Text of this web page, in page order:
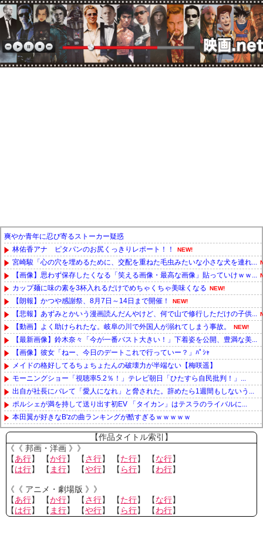
爽やか青年に忍び寄るストーカー疑惑
林佑香アナ ピタパンのお尻くっきりレポート！！
NEW!
宮崎駿「心の穴を埋めるために、交配を重ねた毛虫みたいな小さな犬を連れ...
【画像】思わず保存したくなる「笑える画像・最高な画像」貼っていけｗｗ...
カップ麺に味の素を3杯入れるだけでめちゃくちゃ美味くなる NEW!
【朗報】かつや感謝祭、8月7日～14日まで開催！ NEW!
【悲報】あずみとかいう漫画読んだんやけど、何で山で修行しただけの子供...
【動画】よく助けられたな。岐阜の川で外国人が溺れてしまう事故。 NEW!
【最新画像】鈴木奈々「今が一番バスト大きい！」下着姿を公開、豊満な美...
【画像】彼女「ねー、今日のデートこれで行っていー？」ﾊﾟｼｬ
メイドの格好してるちょちょたんの破壊力が半端ない【梅咲遥】
モーニングショー「視聴率5.2％！」テレビ朝日「ひたすら自民批判！」...
出自が社長にバレて「愛人になれ」と脅された。辞めたら1週間もしないう...
ポルシェが満を持して送り出す初EV 「タイカン」はテスラのライバルに...
本田翼が好きなB'zの曲ランキングが酷すぎるｗｗｗｗｗ
Powered by livedoor 相互RSS
【作品タイトル索引】
《《 邦画・洋画 》》
【あ行】 【か行】 【さ行】 【た行】 【な行】
【は行】 【 ま行】 【や行】 【 ら行】 【わ行】
《《 アニメ・劇場版 》》
【あ行】 【か行】 【さ行】 【た行】 【な行】
【は行】 【 ま行】 【や行】 【 ら行】 【わ行】